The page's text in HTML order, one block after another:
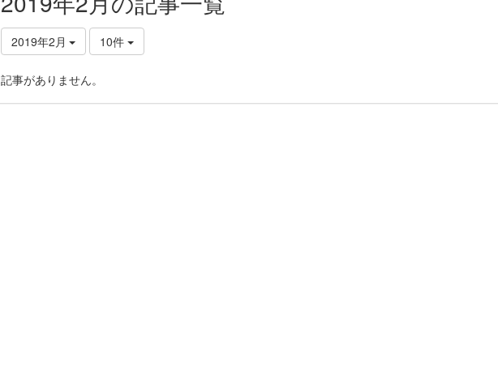
2019年2月 10件
記事がありません。